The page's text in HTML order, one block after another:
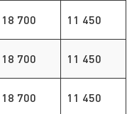
18 700 11 450
18 700 11 450
18 700 11 450